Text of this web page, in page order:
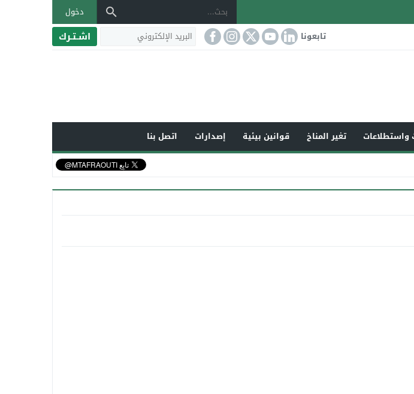
دخول
تابعونا اشـتـرك
واستطلاعات تغير المناخ قوانين بيئية إصدارات
اتصل بنا